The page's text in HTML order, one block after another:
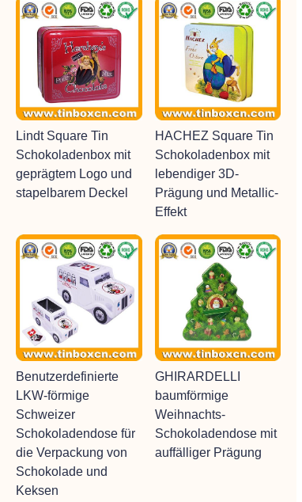
Lindt Square Tin
Schokoladenbox mit
geprägtem Logo und
stapelbarem Deckel
HACHEZ Square Tin
Schokoladenbox mit
lebendiger 3D-
Prägung und Metallic-
Effekt
Benutzerdefinierte
LKW-förmige
Schweizer
Schokoladendose für
die Verpackung von
Schokolade und
Keksen
GHIRARDELLI
baumförmige
Weihnachts-
Schokoladendose mit
auffälliger Prägung